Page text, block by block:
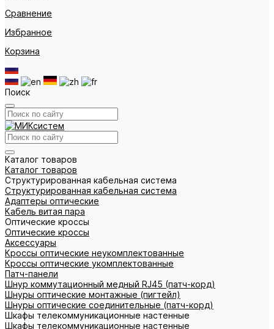
Сравнение
Избранное
Корзина
Поиск
Каталог товаров
Каталог товаров
Структурированная кабельная система
Структурированная кабельная система
Адаптеры оптические
Кабель витая пара
Оптические кроссы
Оптические кроссы
Аксессуары
Кроссы оптические неукомплектованные
Кроссы оптические укомплектованные
Патч-панели
Шнур коммутационный медный RJ45 (патч-корд)
Шнуры оптические монтажные (пигтейл)
Шнуры оптические соединительные (патч-корд)
Шкафы телекоммуникационные настенные
Шкафы телекоммуникационные настенные